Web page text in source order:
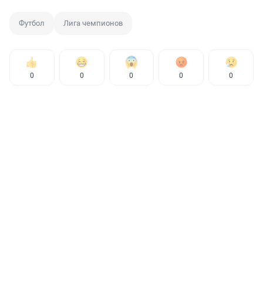
Футбол Лига чемпионов
0 0 0 0 0